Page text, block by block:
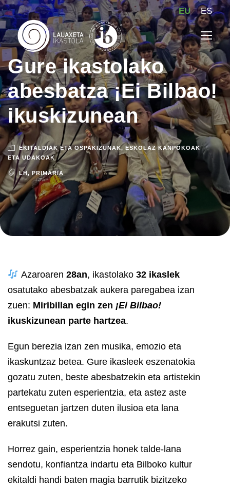
EU ES
Gure ikastolako
abesbatza ¡Ei Bilbao!
ikuskizunean
EKITALDIAK ETA OSPAKIZUNAK, ESKOLAZ KANPOKOAK
ETA UDAKOAK
LH, PRIMARIA
Azaroaren 28an, ikastolako 32 ikaslek
osatutako abesbatzak aukera paregabea izan
zuen: Miribillan egin zen ¡Ei Bilbao!
ikuskizunean parte hartzea.
Egun berezia izan zen musika, emozio eta
ikaskuntzaz betea. Gure ikasleek eszenatokia
gozatu zuten, beste abesbatzekin eta artistekin
partekatu zuten esperientzia, eta astez aste
entseguetan jartzen duten ilusioa eta lana
erakutsi zuten.
Horrez gain, esperientzia honek talde-lana
sendotu, konfiantza indartu eta Bilboko kultur
ekitaldi handi baten magia barrutik bizitzeko